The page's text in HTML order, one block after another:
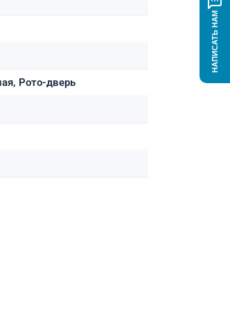
Рото-дверь
НАПИСАТЬ НАМ